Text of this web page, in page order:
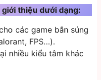
thiệu dưới dạng:
các game bắn súng
FPS…).
nhiều kiểu tâm khác